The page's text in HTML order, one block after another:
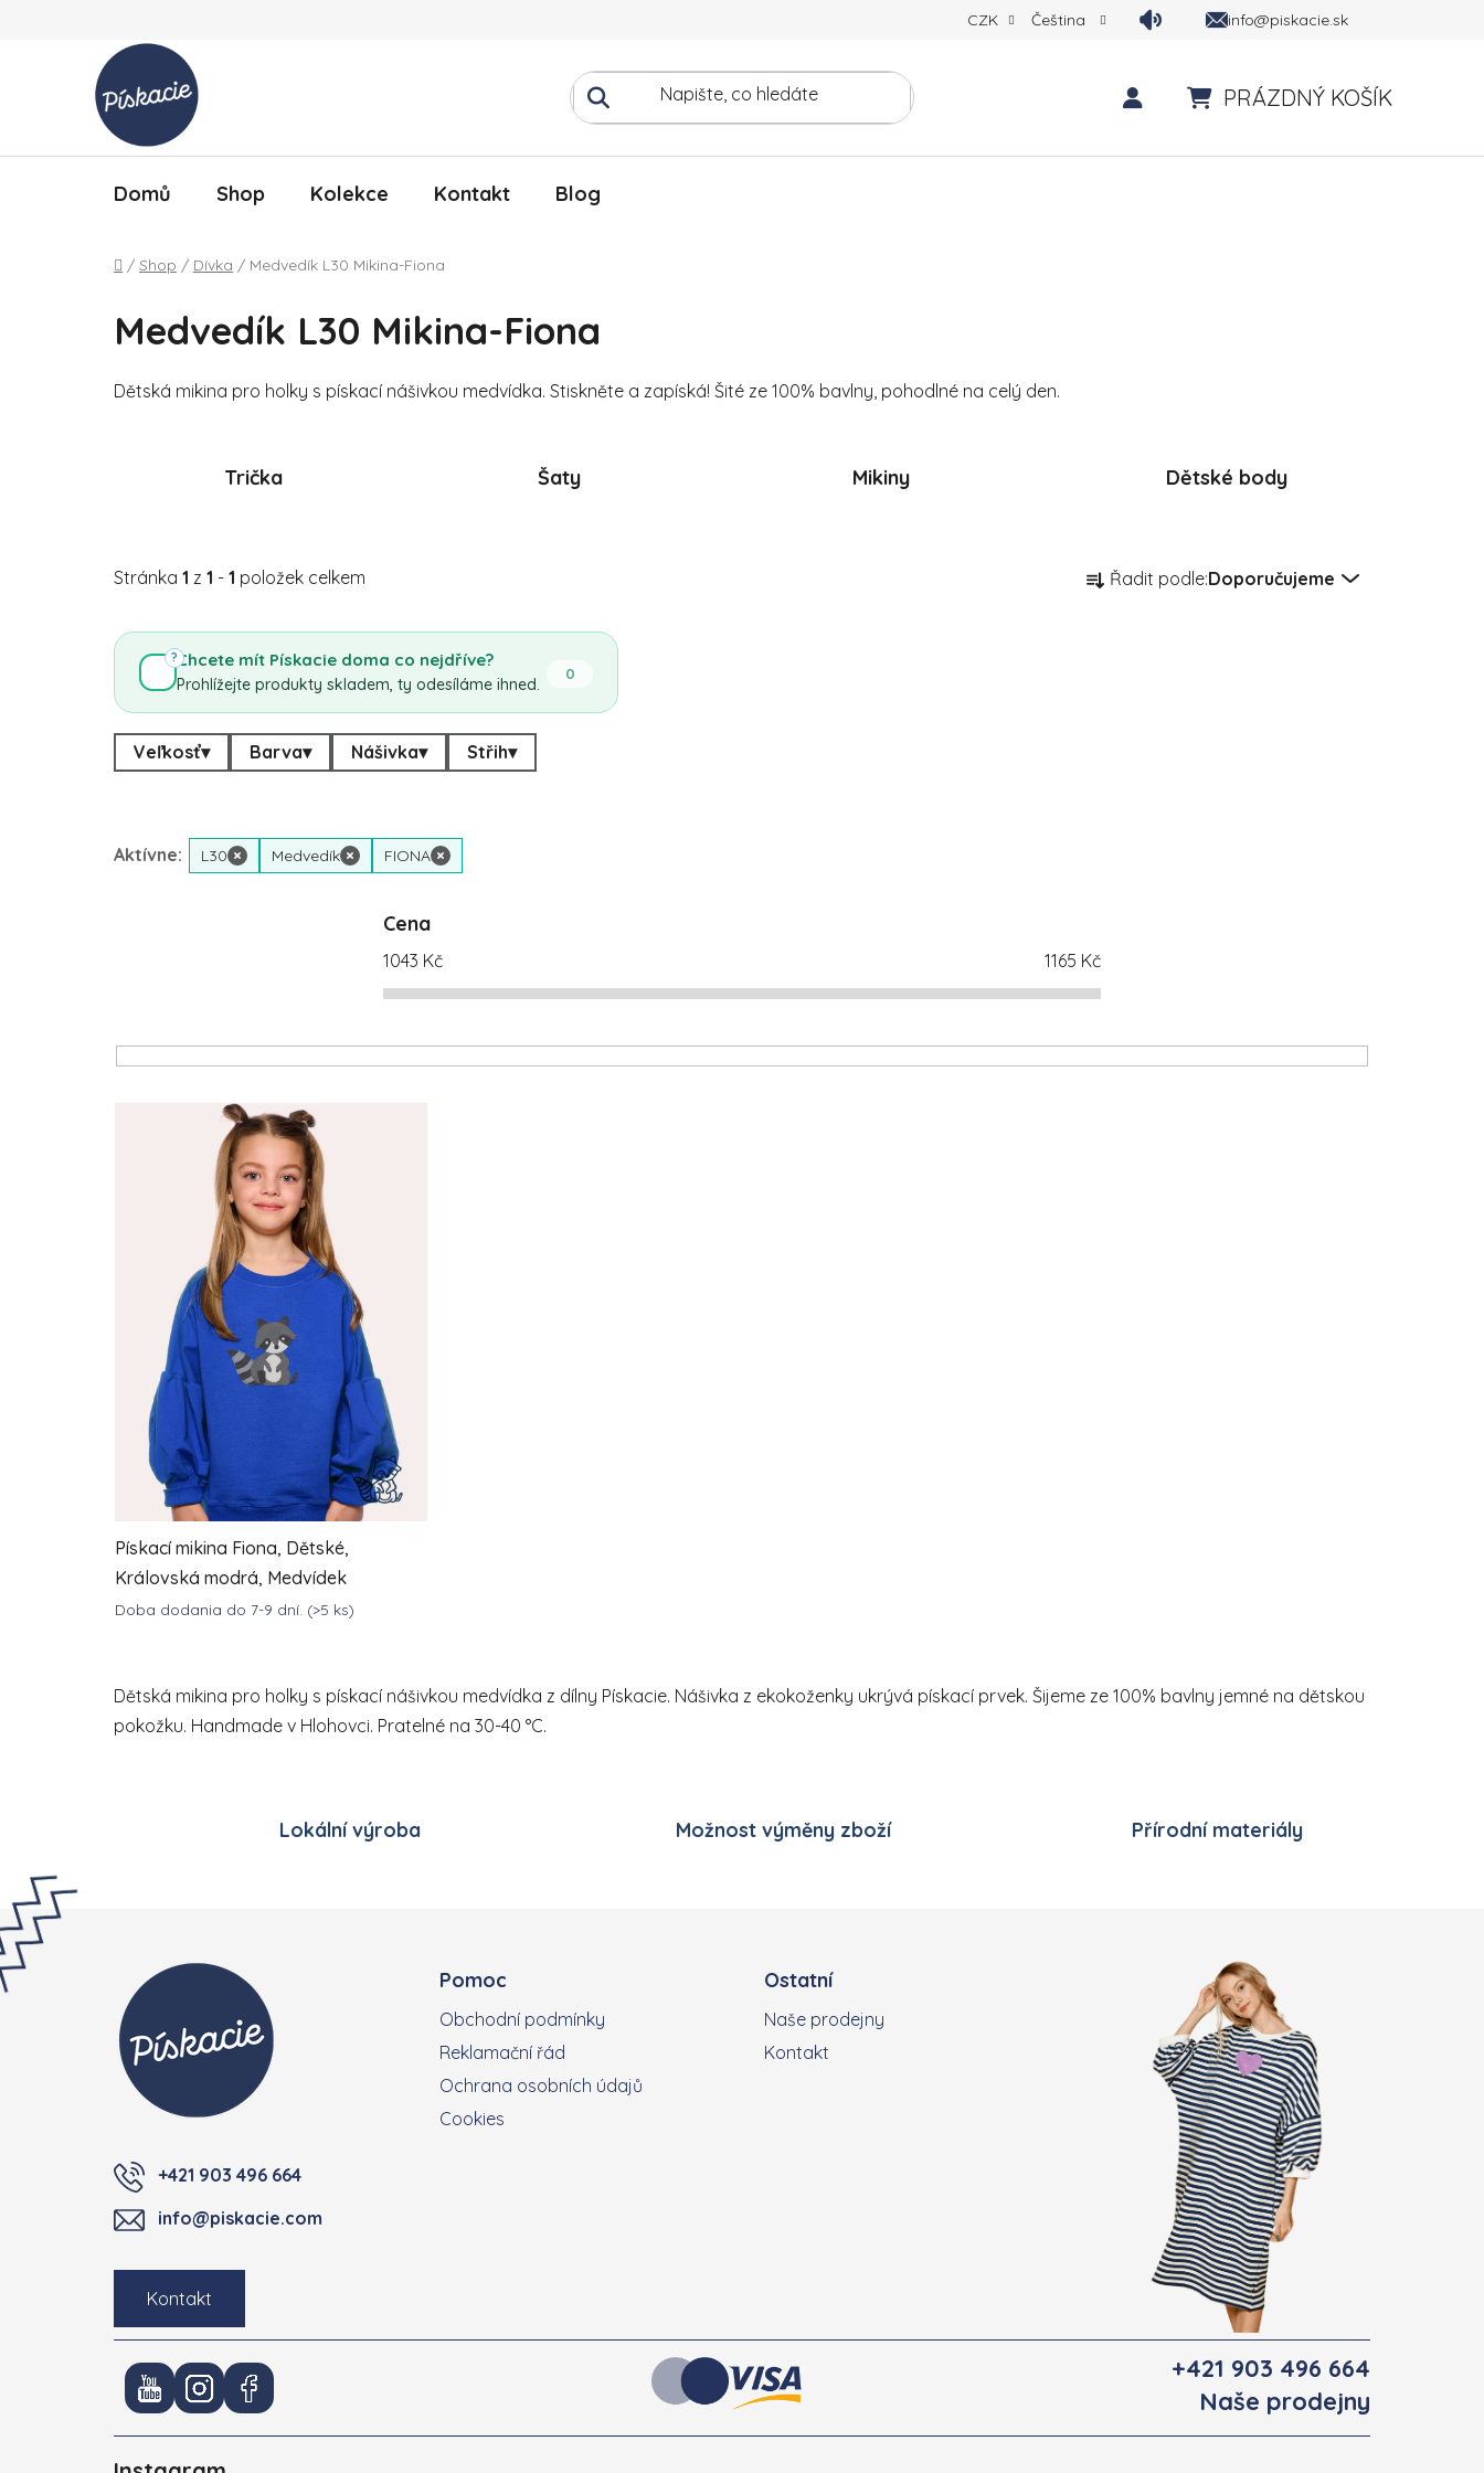
CZK Čeština info@piskacie.sk
PRÁZDNÝ KOŠÍK
Domů Shop Kolekce Kontakt Blog
Domů
/ Shop / Dívka / Medvedík L30 Mikina-Fiona
Medvedík L30 Mikina-Fiona
Dětská mikina pro holky s pískací nášivkou medvídka. Stiskněte a zapíská! Šité ze 100% bavlny, pohodlné na celý den.
Trička Šaty Mikiny Dětské body
Stránka 1 z 1 - 1 položek celkem Řazení produktů
Řadit podle:Doporučujeme
Chcete mít Pískacie doma co nejdříve?
Prohlížejte produkty skladem, ty odesíláme ihned.
0
?
Veľkosť▾ Barva▾ Nášivka▾ Střih▾
Aktívne: L30 × Medvedík × FIONA ×
Cena
1043 Kč 1165 Kč
Výpis produktů
Pískací mikina Fiona, Dětské,
Královská modrá, Medvídek
Doba dodania do 7-9 dní. (>5 ks)
1 043,22 Kč
Dětská mikina pro holky s pískací nášivkou medvídka z dílny Pískacie. Nášivka z ekokoženky ukrývá pískací prvek. Šijeme ze 100% bavlny jemné na dětskou
pokožku. Handmade v Hlohovci. Pratelné na 30-40 °C.
Lokální výroba Možnost výměny zboží Přírodní materiály
Zápatí
+421 903 496 664
info@piskacie.com
Kontakt
Pomoc
Obchodní podmínky
Reklamační řád
Ochrana osobních údajů
Cookies
Ostatní
Naše prodejny
Kontakt
+421 903 496 664
Naše prodejny